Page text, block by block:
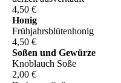
4,50 €
Honig
Frühjahrsblütenhonig
4,50 €
Soßen und Gewürze
Knoblauch Soße
2,00 €